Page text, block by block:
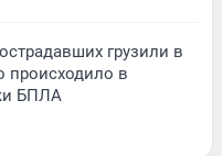
грузили в
происходило в
БПЛА